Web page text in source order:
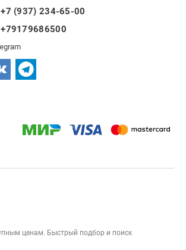
+7 (937) 234-65-00
+79179686500
ценам. Быстрый подбор и поиск